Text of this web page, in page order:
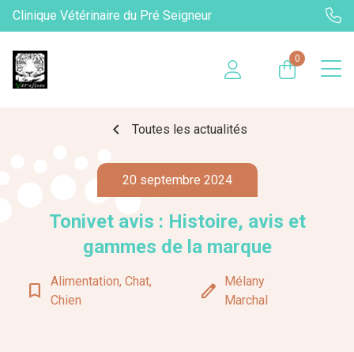
Clinique Vétérinaire du Pré Seigneur
0
chevron_left Toutes les actualités
20 septembre 2024
Tonivet avis : Histoire, avis et
gammes de la marque
bookmark_border
Alimentation, Chat,
Chien
edit
Mélany
Marchal